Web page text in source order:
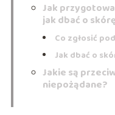
Jak
jak dbać o
Co zgłosić
Jak dbać o
Jakie są
niepożądane?